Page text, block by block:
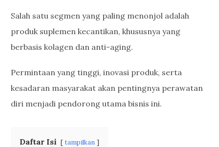
Salah satu segmen yang paling menonjol adalah
produk suplemen kecantikan, khususnya yang
berbasis kolagen dan anti-aging.
Permintaan yang tinggi, inovasi produk, serta
kesadaran masyarakat akan pentingnya perawatan
diri menjadi pendorong utama bisnis ini.
Daftar Isi tampilkan